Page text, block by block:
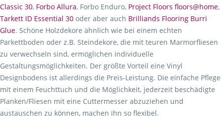
Classic 30, Forbo Allura, Forbo Enduro, Project Floors floors@home,
Tarkett ID Essential 30 oder aber auch Brilliands Flooring Burri
Glue. Schöne Holzdekore ähnlich wie bei einem echten
Parkettboden oder z.B. Steindekore, die mit teuren Marmorfliesen
zu verwechseln sind, ermöglichen individuelle
Gestaltungsmöglichkeiten. Der größte Vorteil eine Vinyl
Designbodens ist allerdings die Preis-Leistung. Die einfache Pflege
mit einem Feuchttuch und die Möglichkeit, jederzeit beschädigte
Planken/Fliesen mit eine Cuttermesser abzuziehen und
austauschen zu können, machen ihn so flexibel.